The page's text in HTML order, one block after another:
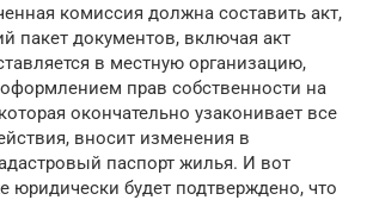
комиссия должна составить акт,
пакет документов, включая акт
в местную организацию,
прав собственности на
окончательно узаконивает все
вносит изменения в
паспорт жилья. И вот
юридически будет подтверждено, что